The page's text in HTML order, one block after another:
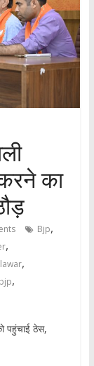
का
Bjp,
,
,
,
पहुंचाई ठेस,